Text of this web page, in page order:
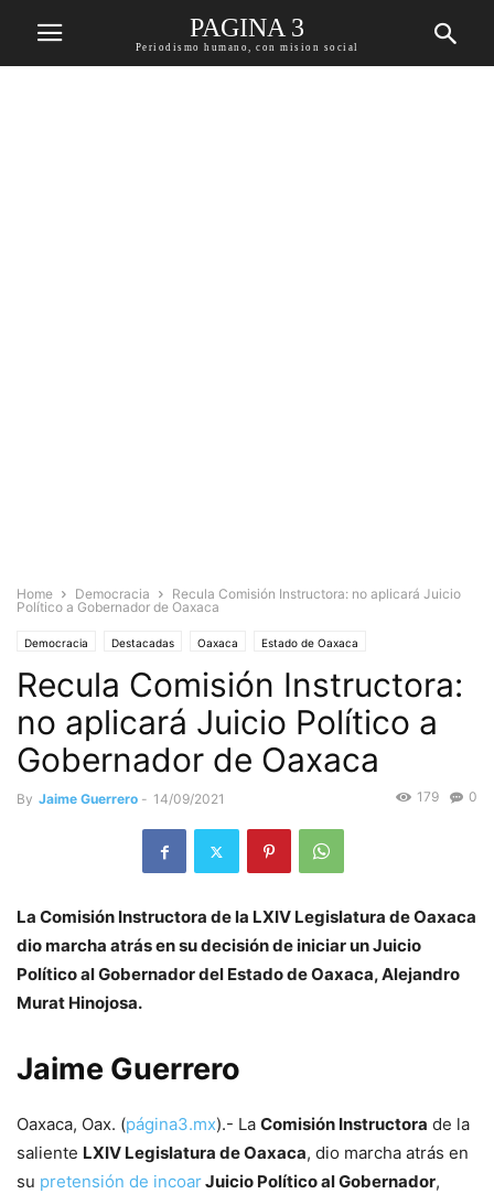
PAGINA 3
Periodismo humano, con mision social
Home Democracia
Recula Comisión Instructora: no aplicará Juicio
Político a Gobernador de Oaxaca
Democracia Destacadas Oaxaca Estado de Oaxaca
Recula Comisión Instructora:
no aplicará Juicio Político a
Gobernador de Oaxaca
By Jaime Guerrero - 14/09/2021 0
179
La Comisión Instructora de la LXIV Legislatura de Oaxaca
dio marcha atrás en su decisión de iniciar un Juicio
Político al Gobernador del Estado de Oaxaca, Alejandro
Murat Hinojosa.
Jaime Guerrero
Oaxaca, Oax. (página3.mx).- La Comisión Instructora de la
saliente LXIV Legislatura de Oaxaca, dio marcha atrás en
su pretensión de incoarJuicio Político al Gobernador,